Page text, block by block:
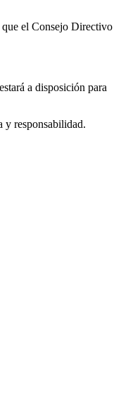
que el Consejo Directivo
a disposición para
y responsabilidad.